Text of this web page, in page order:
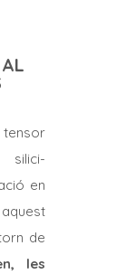
silici-
en
de
les